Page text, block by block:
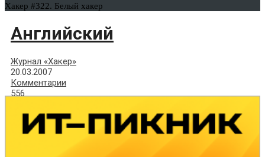
Хакер #322. Белый хакер
Английский
Журнал «Хакер»
20.03.2007
Комментарии
556